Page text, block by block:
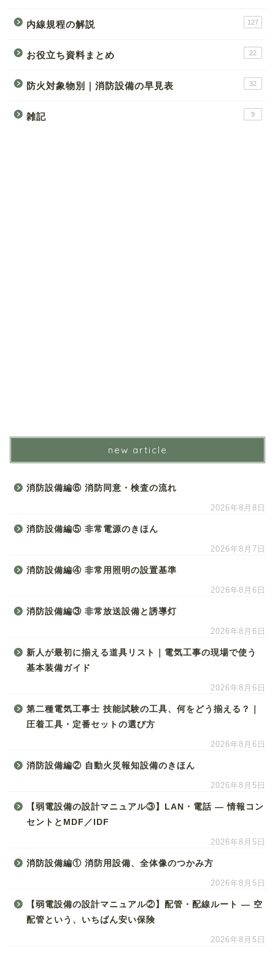
内線規程の解説 127
お役立ち資料まとめ 22
防火対象物別｜消防設備の早見表 32
雑記 9
new article
消防設備編⑥ 消防同意・検査の流れ
2026年8月8日
消防設備編⑤ 非常電源のきほん
2026年8月7日
消防設備編④ 非常用照明の設置基準
2026年8月6日
消防設備編③ 非常放送設備と誘導灯
2026年8月6日
新人が最初に揃える道具リスト｜電気工事の現場で使う
基本装備ガイド
2026年8月6日
第二種電気工事士 技能試験の工具、何をどう揃える？｜
圧着工具・定番セットの選び方
2026年8月6日
消防設備編② 自動火災報知設備のきほん
2026年8月5日
【弱電設備の設計マニュアル③】LAN・電話 ― 情報コン
セントとMDF／IDF
2026年8月5日
消防設備編① 消防用設備、全体像のつかみ方
2026年8月5日
【弱電設備の設計マニュアル②】配管・配線ルート ― 空
配管という、いちばん安い保険
2026年8月5日